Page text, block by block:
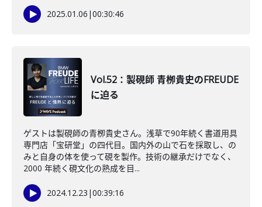
2025.01.06 |00:30:46
Vol.52：製硯師 青栁貴史のFREUDE
に迫る
ゲストは製硯師の青栁貴史さん。浅草で90年続く書道用具
専門店「宝研堂」の四代目。国内外の山で石を採取し、の
みと自身の体を使って硯を製作。技術の継承だけでなく、
2000 年続く硯文化の熟成を目...
2024.12.23 |00:39:16